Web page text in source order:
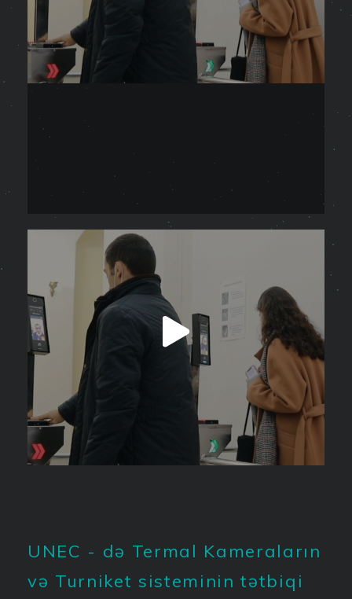
UNEC - də Termal Kameraların
və Turniket sisteminin tətbiqi